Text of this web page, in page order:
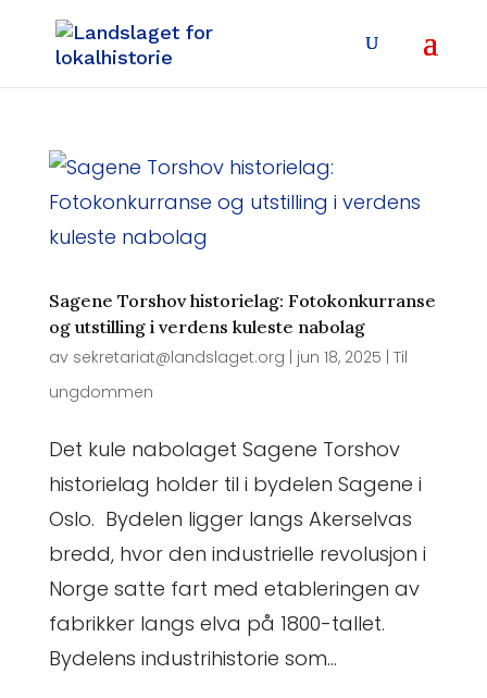
Sagene Torshov historielag: Fotokonkurranse
og utstilling i verdens kuleste nabolag
av sekretariat@landslaget.org jun 18, 2025 Til
ungdommen
Det kule nabolaget Sagene Torshov
historielag holder til i bydelen Sagene i
Oslo. Bydelen ligger langs Akerselvas
bredd, hvor den industrielle revolusjon i
Norge satte fart med etableringen av
fabrikker langs elva på 1800-tallet.
Bydelens industrihistorie som...